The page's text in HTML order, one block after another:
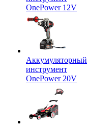
OnePower 12V
Аккумуляторный
инструмент
OnePower 20V